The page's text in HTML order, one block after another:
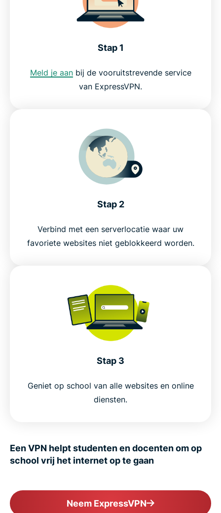
Deblokkeer Facebook op school
Deblokkeer Twitter op school
Deblokkeer Instagram op school
Omzeil de wifi blokkaddes van school en zie of
Veelgestelde vragen: Hoe gebruikt u een VPN voor
Stap 1
Meld je aanbij de vooruitstrevende service
van ExpressVPN.
Stap 2
Verbind met een serverlocatie waar uw
favoriete websites niet geblokkeerd worden.
Stap 3
Geniet op school van alle websites en online
diensten.
Een VPN helpt studenten en docenten om op
school vrij het internet op te gaan
Neem ExpressVPN